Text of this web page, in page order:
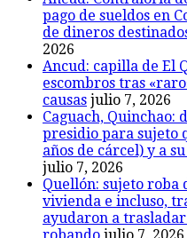
pago de sueldos en
de dineros
2026
Ancud: capilla de El
escombros tras
causas julio 7, 2026
Caguach, Quinchao:
presidio para sujeto
años de cárcel) y a
julio 7, 2026
Quellón: sujeto roba
vivienda e incluso,
ayudaron a trasladar
robando julio 7, 2026